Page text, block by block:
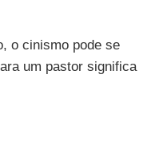
o cinismo pode se
um pastor significa